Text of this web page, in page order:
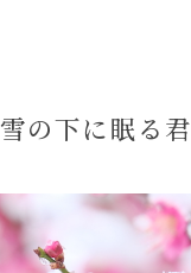
雪の下に眠る君